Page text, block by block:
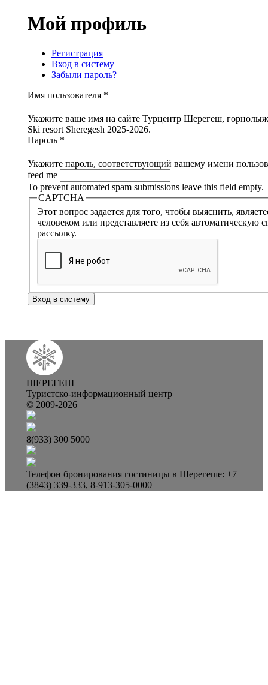
Мой профиль
Главные вкладки
Регистрация
Вход в систему
Забыли пароль?
Имя пользователя *
Укажите ваше имя на сайте Турцентр Шерегеш,
Ski resort Sheregesh 2025-2026.
Пароль *
Укажите пароль, соответствующий вашему имени
feed me
To prevent automated spam submissions leave this field empty.
CAPTCHA
Этот вопрос задается для того, чтобы выяснить,
человеком или представляете из себя автоматическую
рассылку.
ШЕРЕГЕШ
Туристско-информационный центр
© 2009-2026
8(933) 300 5000
Телефон бронирования гостиницы в Шерегеше: +7
(3843) 339-333, 8-913-305-0000